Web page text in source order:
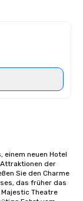
einem neuen Hotel
der
Sie den Charme
das früher das
Theatre